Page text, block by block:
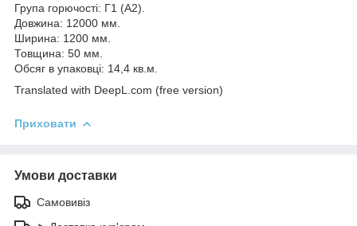
Група горючості: Г1 (А2).
Довжина: 12000 мм.
Ширина: 1200 мм.
Товщина: 50 мм.
Обсяг в упаковці: 14,4 кв.м.
Translated with DeepL.com (free version)
Приховати
Умови доставки
Самовивіз